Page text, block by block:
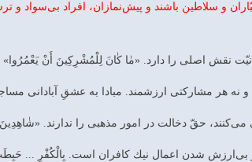
و سلاطين باشند و پيش‌نمازان، افراد بى‌سواد
نقش اصلى را دارد. «مٰا كٰانَ لِلْمُشْرِكِينَ أَنْ يَعْمُرُوا»
هر مشاركتى ارزشمند. مبادا به عشقِ آبادانى
حقّ دخالت در امور مذهبى را ندارند.
شدن اعمال نيك كافران است. بِالْكُفْرِ ...